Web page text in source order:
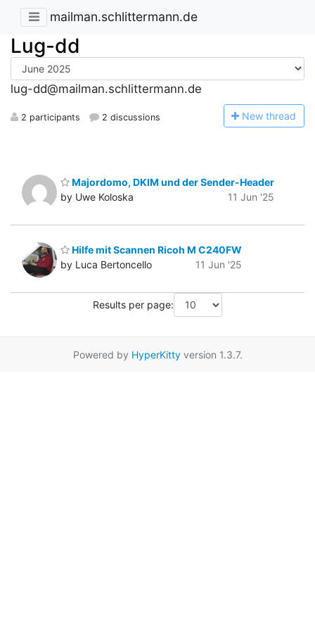
mailman.schlittermann.de
Lug-dd
lug-dd@mailman.schlittermann.de
2 participants 2 discussions New thread
Majordomo, DKIM und der Sender-Header
by Uwe Koloska
11 Jun '25
Hilfe mit Scannen Ricoh M C240FW
by Luca Bertoncello
11 Jun '25
Results per page:
Powered by HyperKittyversion 1.3.7.